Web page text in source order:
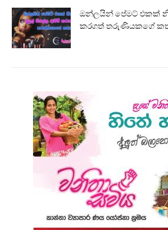
ඔන්ලයින් පේමට් එකක්
කරගත් තරුණියකගේ